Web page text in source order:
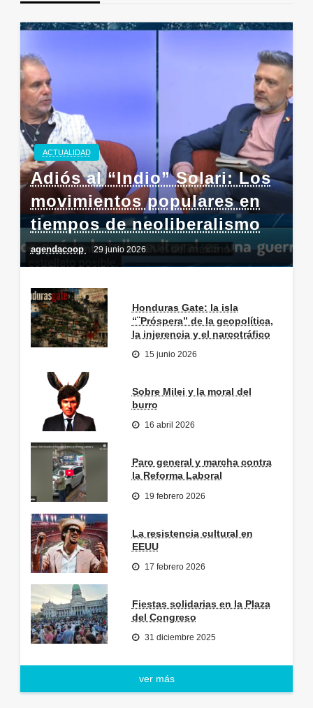
ACTUALIDAD
Adiós al “Indio” Solari: Los
movimientos populares en
tiempos de neoliberalismo
agendacoop 29 junio 2026
Honduras Gate: la isla
“¨Próspera” de la geopolítica,
la injerencia y el narcotráfico
15 junio 2026
Sobre Milei y la moral del
burro
16 abril 2026
Paro general y marcha contra
la Reforma Laboral
19 febrero 2026
La resistencia cultural en
EEUU
17 febrero 2026
Fiestas solidarias en la Plaza
del Congreso
31 diciembre 2025
ver más